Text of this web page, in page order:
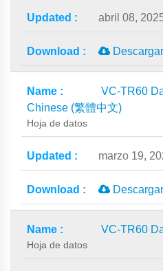
abril 08,
Descargar
VC-TR60
Chinese (繁體中文)
Hoja de datos
marzo 19,
Descargar
VC-TR60
Hoja de datos